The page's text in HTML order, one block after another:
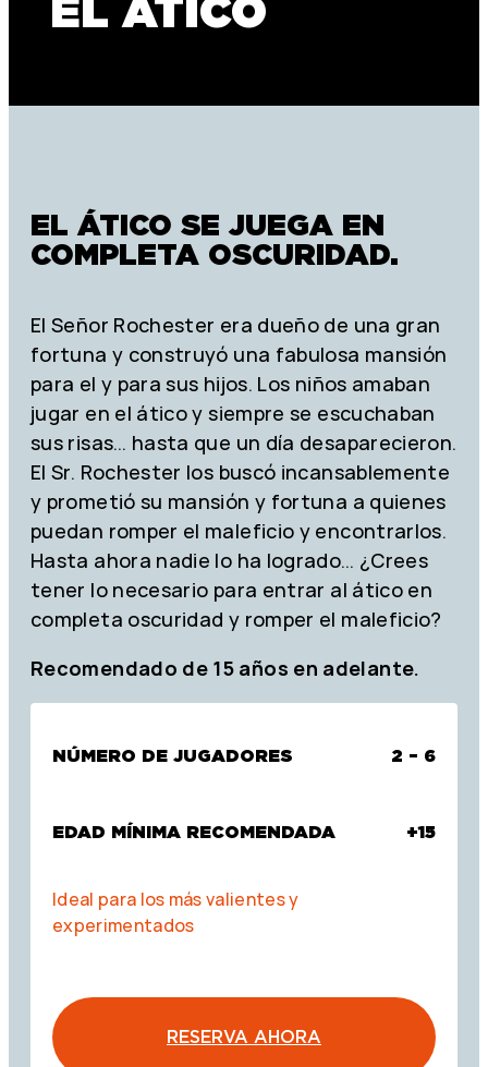
EL ÁTICO
EL ÁTICO SE JUEGA EN
COMPLETA OSCURIDAD.
El Señor Rochester era dueño de una gran
fortuna y construyó una fabulosa mansión
para el y para sus hijos. Los niños amaban
jugar en el ático y siempre se escuchaban
sus risas… hasta que un día desaparecieron.
El Sr. Rochester los buscó incansablemente
y prometió su mansión y fortuna a quienes
puedan romper el maleficio y encontrarlos.
Hasta ahora nadie lo ha logrado… ¿Crees
tener lo necesario para entrar al ático en
completa oscuridad y romper el maleficio?
Recomendado de 15 años en adelante.
NÚMERO DE JUGADORES 2 – 6
EDAD MÍNIMA RECOMENDADA +15
Ideal para los más valientes y
experimentados
RESERVA AHORA